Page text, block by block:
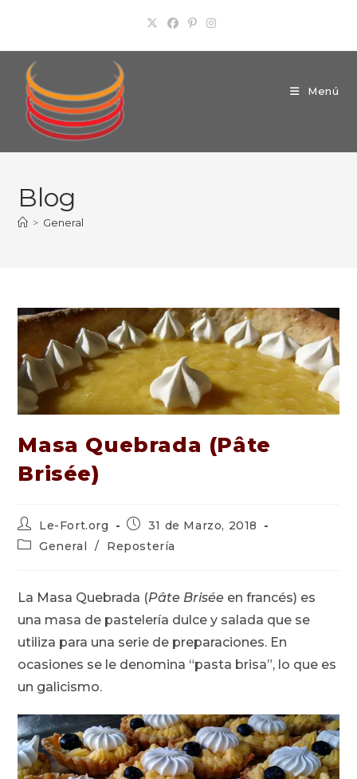
contenido
Menú
Blog
> General
Masa Quebrada (Pâte
Brisée)
Autor
de
la
Le-Fort.org
Publicación
la
31 de Marzo, 2018
Categoría
entrada:
General / Repostería
La Masa Quebrada (Pâte Brisée en francés) es
una masa de pastelería dulce y salada que se
utiliza para una serie de preparaciones. En
ocasiones se le denomina “pasta brisa”, lo que es
un galicismo.